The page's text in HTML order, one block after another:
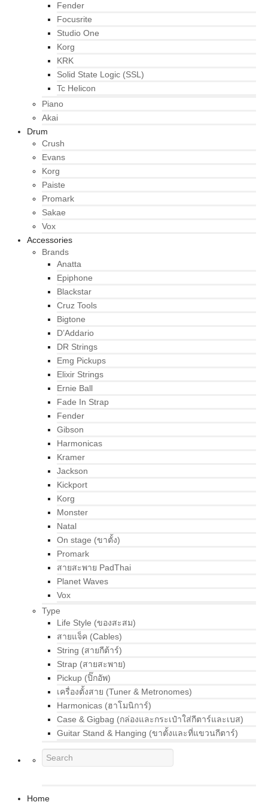
Fender
Focusrite
Studio One
Korg
KRK
Solid State Logic (SSL)
Tc Helicon
Piano
Akai
Drum
Crush
Evans
Korg
Paiste
Promark
Sakae
Vox
Accessories
Brands
Anatta
Epiphone
Blackstar
Cruz Tools
Bigtone
D’Addario
DR Strings
Emg Pickups
Elixir Strings
Ernie Ball
Fade In Strap
Fender
Gibson
Harmonicas
Kramer
Jackson
Kickport
Korg
Monster
Natal
On stage (ขาตั้ง)
Promark
สายสะพาย PadThai
Planet Waves
Vox
Type
Life Style (ของสะสม)
สายแจ็ค (Cables)
String (สายกีต้าร์)
Strap (สายสะพาย)
Pickup (ปิ๊กอัพ)
เครื่องตั้งสาย (Tuner & Metronomes)
Harmonicas (ฮาโมนิการ์)
Case & Gigbag (กล่องและกระเป๋าใส่กีตาร์และเบส)
Guitar Stand & Hanging (ขาตั้งและที่แขวนกีตาร์)
Home